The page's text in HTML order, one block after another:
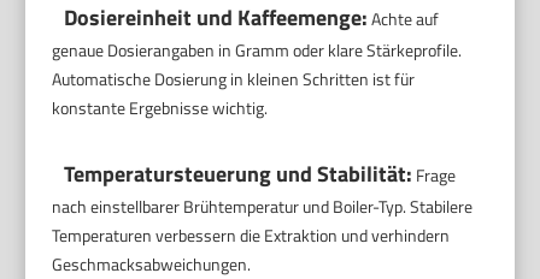
Dosiereinheit und Kaffeemenge:Achte auf
genaue Dosierangaben in Gramm oder klare Stärkeprofile.
Automatische Dosierung in kleinen Schritten ist für
konstante Ergebnisse wichtig.
Temperatursteuerung und Stabilität: Frage
nach einstellbarer Brühtemperatur und Boiler-Typ. Stabilere
Temperaturen verbessern die Extraktion und verhindern
Geschmacksabweichungen.